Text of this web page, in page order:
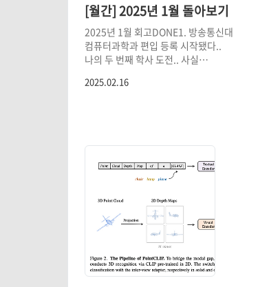
[월간] 2025년 1월 돌아보기
2025년 1월 회고DONE1. 방송통신대
컴퓨터과학과 편입 등록 시작됐다..
나의 두 번째 학사 도전.. 사실
필요하다기보다는 computer
생각보다 빡센 2년이 되겠지만, 나를
위한 새로운 무언가를 시작하고, 시간을
투자하는 것은 항상 즐겁다. 아직
수업이 시작하지도 않았는데 주변에
등록할까 말까 하는 사람들한테 계속
영업(?)하는 중.2. 논문 포스팅3d
point cloud data 의 zero-shot
classification에 대한 두 번째 논문에
대해서 포스팅을 마쳤다. 확..
2025.02.16